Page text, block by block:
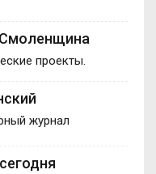
проекты.
журнал